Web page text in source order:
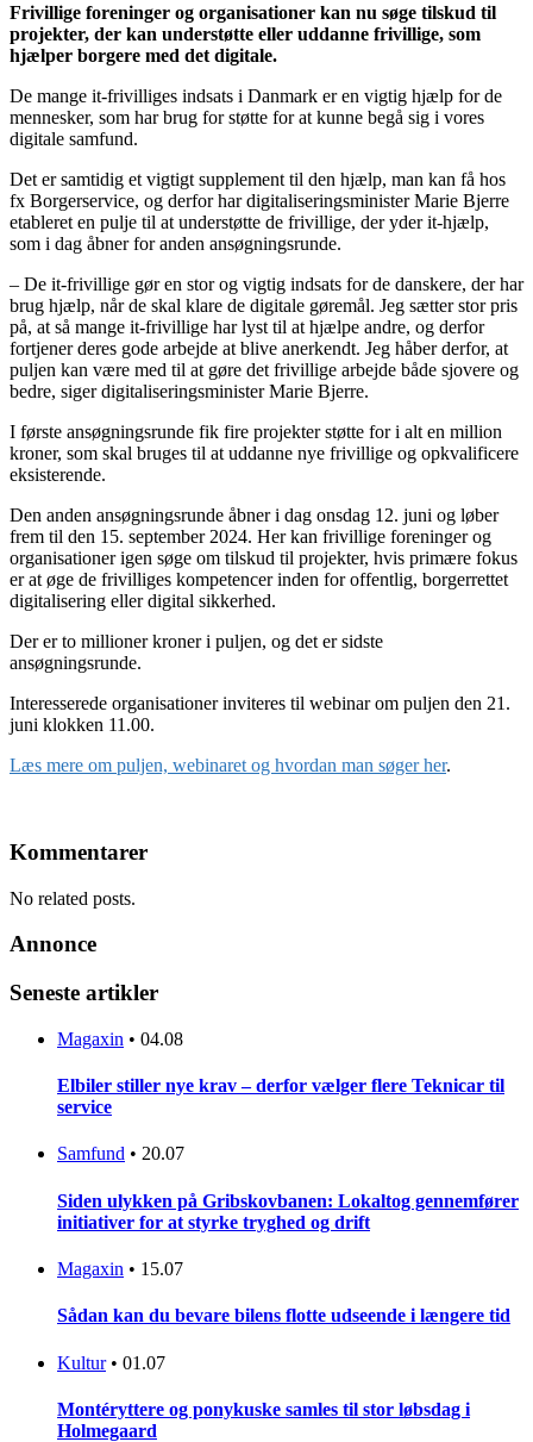
Frivillige foreninger og organisationer kan nu søge tilskud til
projekter, der kan understøtte eller uddanne frivillige, som
hjælper borgere med det digitale.
De mange it-frivilliges indsats i Danmark er en vigtig hjælp for de
mennesker, som har brug for støtte for at kunne begå sig i vores
digitale samfund.
Det er samtidig et vigtigt supplement til den hjælp, man kan få hos
fx Borgerservice, og derfor har digitaliseringsminister Marie Bjerre
etableret en pulje til at understøtte de frivillige, der yder it-hjælp,
som i dag åbner for anden ansøgningsrunde.
– De it-frivillige gør en stor og vigtig indsats for de danskere, der har
brug hjælp, når de skal klare de digitale gøremål. Jeg sætter stor pris
på, at så mange it-frivillige har lyst til at hjælpe andre, og derfor
fortjener deres gode arbejde at blive anerkendt. Jeg håber derfor, at
puljen kan være med til at gøre det frivillige arbejde både sjovere og
bedre, siger digitaliseringsminister Marie Bjerre.
I første ansøgningsrunde fik fire projekter støtte for i alt en million
kroner, som skal bruges til at uddanne nye frivillige og opkvalificere
eksisterende.
Den anden ansøgningsrunde åbner i dag onsdag 12. juni og løber
frem til den 15. september 2024. Her kan frivillige foreninger og
organisationer igen søge om tilskud til projekter, hvis primære fokus
er at øge de frivilliges kompetencer inden for offentlig, borgerrettet
digitalisering eller digital sikkerhed.
Der er to millioner kroner i puljen, og det er sidste
ansøgningsrunde.
Interesserede organisationer inviteres til webinar om puljen den 21.
juni klokken 11.00.
Læs mere om puljen, webinaret og hvordan man søger her.
Kommentarer
No related posts.
Annonce
Seneste artikler
Magaxin • 04.08
Elbiler stiller nye krav – derfor vælger flere Teknicar til
service
Samfund • 20.07
Siden ulykken på Gribskovbanen: Lokaltog gennemfører
initiativer for at styrke tryghed og drift
Magaxin • 15.07
Sådan kan du bevare bilens flotte udseende i længere tid
Kultur • 01.07
Montéryttere og ponykuske samles til stor løbsdag i
Holmegaard